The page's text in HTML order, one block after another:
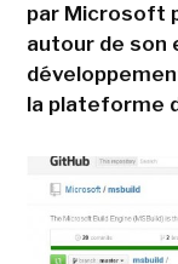
par Microsoft
autour de son
la plateforme